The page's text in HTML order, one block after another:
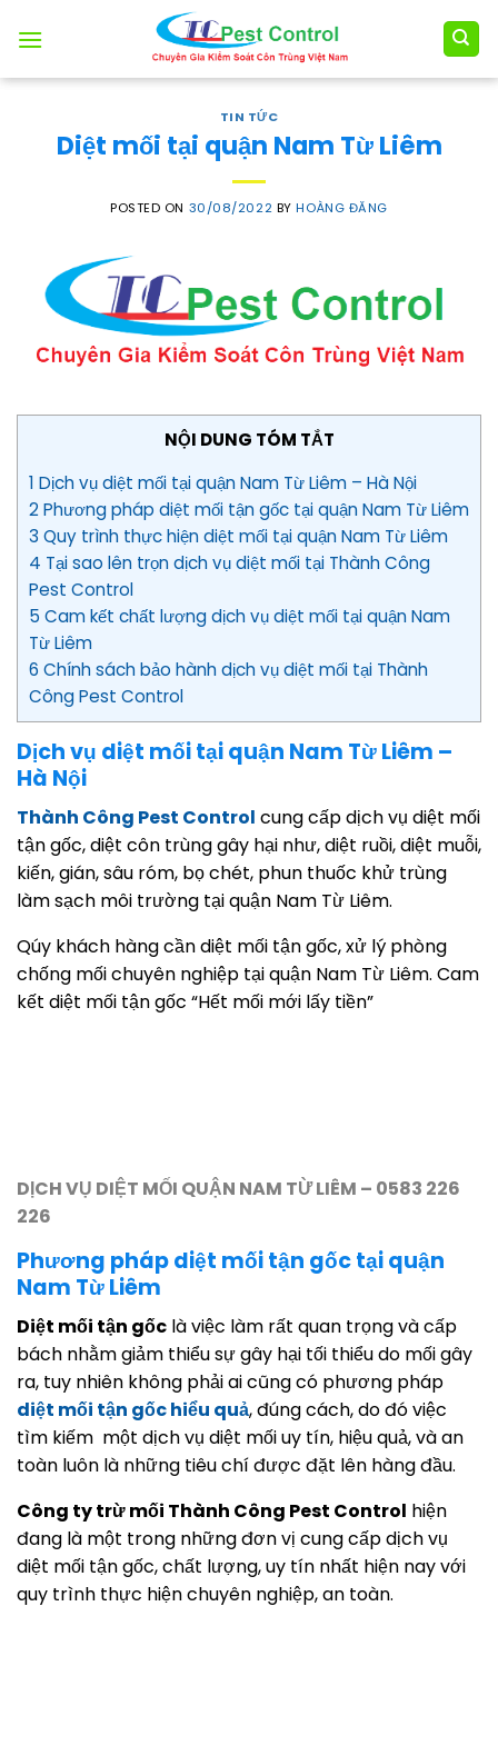
TIN TỨC
Diệt mối tại quận Nam Từ Liêm
POSTED ON 30/08/2022 BYHOÀNG ĐĂNG
NỘI DUNG TÓM TẮT
1 Dịch vụ diệt mối tại quận Nam Từ Liêm – Hà Nội
2 Phương pháp diệt mối tận gốc tại quận Nam Từ Liêm
3 Quy trình thực hiện diệt mối tại quận Nam Từ Liêm
4 Tại sao lên trọn dịch vụ diệt mối tại Thành Công
Pest Control
5 Cam kết chất lượng dịch vụ diệt mối tại quận Nam
Từ Liêm
6 Chính sách bảo hành dịch vụ diệt mối tại Thành
Công Pest Control
Dịch vụ diệt mối tại quận Nam Từ Liêm –
Hà Nội
Thành Công Pest Control cung cấp dịch vụ diệt mối
tận gốc, diệt côn trùng gây hại như, diệt ruồi, diệt muỗi,
kiến, gián, sâu róm, bọ chét, phun thuốc khử trùng
làm sạch môi trường tại quận Nam Từ Liêm.
Qúy khách hàng cần diệt mối tận gốc, xử lý phòng
chống mối chuyên nghiệp tại quận Nam Từ Liêm. Cam
kết diệt mối tận gốc “Hết mối mới lấy tiền”
DỊCH VỤ DIỆT MỐI QUẬN NAM TỪ LIÊM – 0583 226
226
Phương pháp diệt mối tận gốc tại quận
Nam Từ Liêm
Diệt mối tận gốc là việc làm rất quan trọng và cấp
bách nhằm giảm thiểu sự gây hại tối thiểu do mối gây
ra, tuy nhiên không phải ai cũng có phương pháp
diệt mối tận gốc hiểu quả, đúng cách, do đó việc
tìm kiếm một dịch vụ diệt mối uy tín, hiệu quả, và an
toàn luôn là những tiêu chí được đặt lên hàng đầu.
Công ty trừ mối Thành Công Pest Control hiện
đang là một trong những đơn vị cung cấp dịch vụ
diệt mối tận gốc, chất lượng, uy tín nhất hiện nay với
quy trình thực hiện chuyên nghiệp, an toàn.